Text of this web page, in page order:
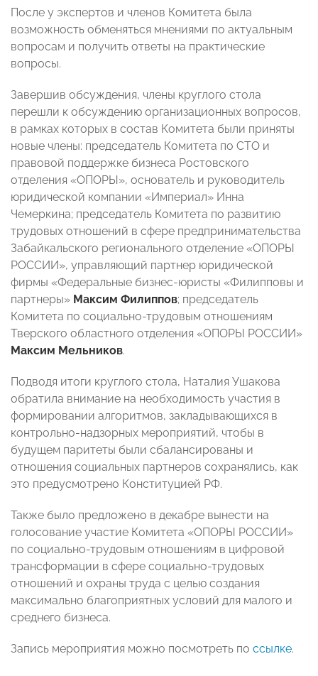
После у экспертов и членов Комитета была
возможность обменяться мнениями по актуальным
вопросам и получить ответы на практические
вопросы.
Завершив обсуждения, члены круглого стола
перешли к обсуждению организационных вопросов,
в рамках которых в состав Комитета были приняты
новые члены: председатель Комитета по СТО и
правовой поддержке бизнеса Ростовского
отделения «ОПОРЫ», основатель и руководитель
юридической компании «Империал» Инна
Чемеркина; председатель Комитета по развитию
трудовых отношений в сфере предпринимательства
Забайкальского регионального отделение «ОПОРЫ
РОССИИ», управляющий партнер юридической
фирмы «Федеральные бизнес-юристы «Филипповы и
партнеры» Максим Филиппов; председатель
Комитета по социально-трудовым отношениям
Тверского областного отделения «ОПОРЫ РОССИИ»
Максим Мельников.
Подводя итоги круглого стола, Наталия Ушакова
обратила внимание на необходимость участия в
формировании алгоритмов, закладывающихся в
контрольно-надзорных мероприятий, чтобы в
будущем паритеты были сбалансированы и
отношения социальных партнеров сохранялись, как
это предусмотрено Конституцией РФ.
Также было предложено в декабре вынести на
голосование участие Комитета «ОПОРЫ РОССИИ»
по социально-трудовым отношениям в цифровой
трансформации в сфере социально-трудовых
отношений и охраны труда с целью создания
максимально благоприятных условий для малого и
среднего бизнеса.
Запись мероприятия можно посмотреть по ссылке.